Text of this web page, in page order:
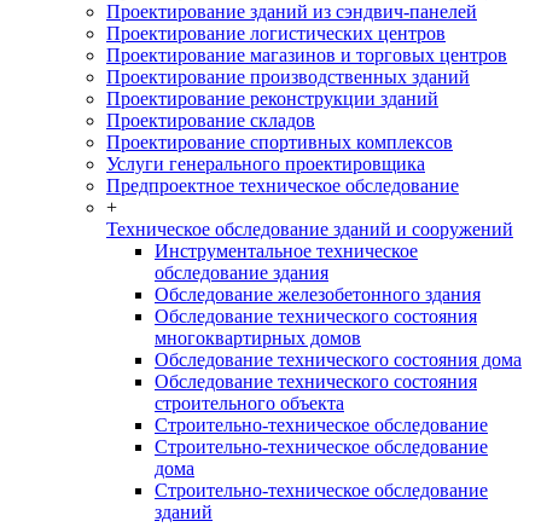
Проектирование зданий из сэндвич-панелей
Проектирование логистических центров
Проектирование магазинов и торговых центров
Проектирование производственных зданий
Проектирование реконструкции зданий
Проектирование складов
Проектирование спортивных комплексов
Услуги генерального проектировщика
Предпроектное техническое обследование
+
Техническое обследование зданий и сооружений
Инструментальное техническое
обследование здания
Обследование железобетонного здания
Обследование технического состояния
многоквартирных домов
Обследование технического состояния дома
Обследование технического состояния
строительного объекта
Строительно-техническое обследование
Строительно-техническое обследование
дома
Строительно-техническое обследование
зданий